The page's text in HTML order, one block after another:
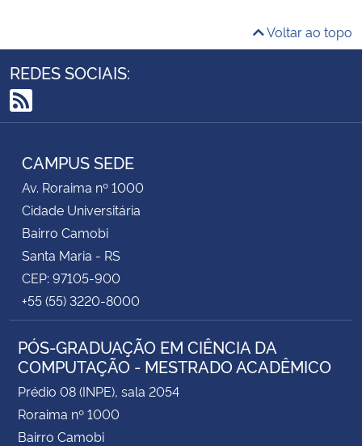
Voltar ao topo
REDES SOCIAIS:
RSS
CAMPUS SEDE
Av. Roraima nº 1000
Cidade Universitária
Bairro Camobi
Santa Maria - RS
CEP: 97105-900
+55 (55) 3220-8000
PÓS-GRADUAÇÃO EM CIÊNCIA DA
COMPUTAÇÃO - MESTRADO ACADÊMICO
Prédio 08 (INPE), sala 2054
Roraima nº 1000
Bairro Camobi